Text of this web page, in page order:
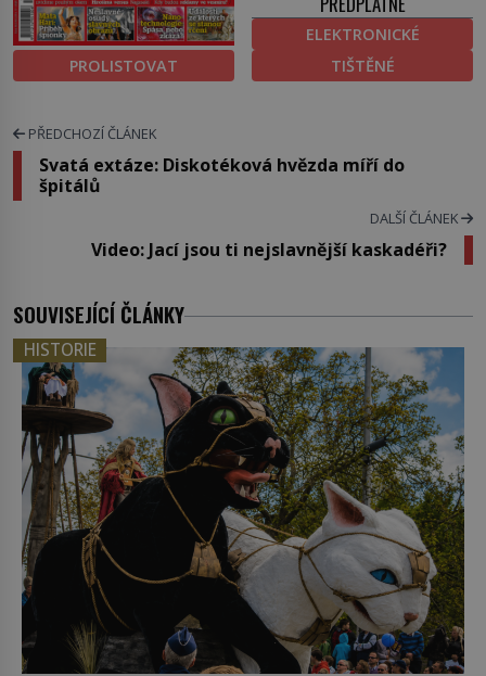
PROLISTOVAT
ELEKTRONICKÉ
TIŠTĚNÉ
PŘEDCHOZÍ ČLÁNEK
Svatá extáze: Diskotéková hvězda míří do
špitálů
DALŠÍ ČLÁNEK
Video: Jací jsou ti nejslavnější kaskadéři?
SOUVISEJÍCÍ ČLÁNKY
HISTORIE